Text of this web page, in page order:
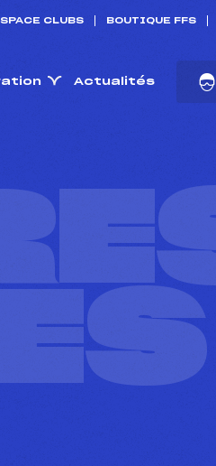
CLUBS BOUTIQUE FFS
Actualités